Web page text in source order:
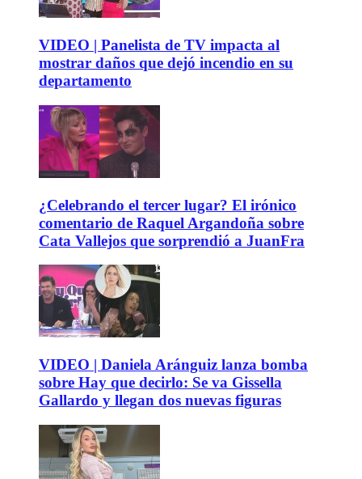
VIDEO | Panelista de TV impacta al
mostrar daños que dejó incendio en su
departamento
¿Celebrando el tercer lugar? El irónico
comentario de Raquel Argandoña sobre
Cata Vallejos que sorprendió a JuanFra
VIDEO | Daniela Aránguiz lanza bomba
sobre Hay que decirlo: Se va Gissella
Gallardo y llegan dos nuevas figuras